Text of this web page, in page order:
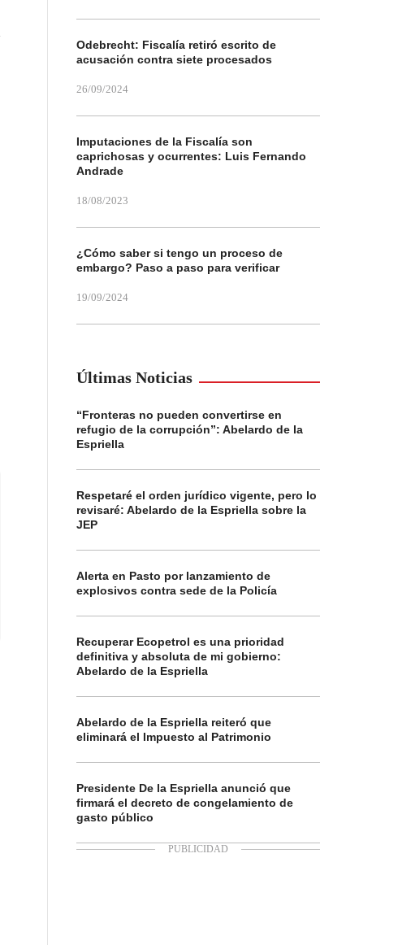
Odebrecht: Fiscalía retiró escrito de
acusación contra siete procesados
26/09/2024
Imputaciones de la Fiscalía son
caprichosas y ocurrentes: Luis Fernando
Andrade
18/08/2023
¿Cómo saber si tengo un proceso de
embargo? Paso a paso para verificar
19/09/2024
Últimas Noticias
“Fronteras no pueden convertirse en
refugio de la corrupción”: Abelardo de la
Espriella
Respetaré el orden jurídico vigente, pero lo
revisaré: Abelardo de la Espriella sobre la
JEP
Alerta en Pasto por lanzamiento de
explosivos contra sede de la Policía
Recuperar Ecopetrol es una prioridad
definitiva y absoluta de mi gobierno:
Abelardo de la Espriella
Abelardo de la Espriella reiteró que
eliminará el Impuesto al Patrimonio
Presidente De la Espriella anunció que
firmará el decreto de congelamiento de
gasto público